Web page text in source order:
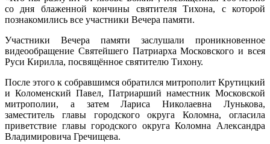
со дня блаженной кончины святителя Тихона, с которой
познакомились все участники Вечера памяти.
Участники Вечера памяти заслушали проникновенное
видеообращение Святейшего Патриарха Московского и всея
Руси Кирилла, посвящённое святителю Тихону.
После этого к собравшимся обратился митрополит Крутицкий
и Коломенский Павел, Патриарший наместник Московской
митрополии, а затем Лариса Николаевна Лунькова,
заместитель главы городского округа Коломна, огласила
приветствие главы городского округа Коломна Александра
Владимировича Гречищева.